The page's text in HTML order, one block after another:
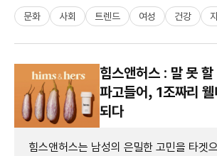
문화 사회 트렌드 여성 건강
힘스앤허스 : 말 못
파고들어, 1조짜리
되다
힘스앤허스는 남성의 은밀한 고민을 타겟